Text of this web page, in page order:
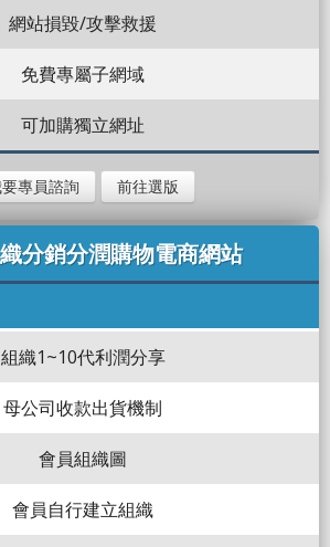
網站損毀/攻擊救援
免費專屬子網域
可加購獨立網址
專員諮詢 前往選版
分銷分潤購物電商網站
組織1~10代利潤分享
母公司收款出貨機制
會員組織圖
會員自行建立組織